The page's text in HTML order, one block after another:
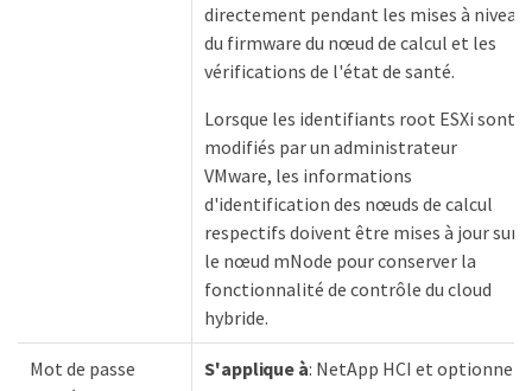
directement pendant les mises à niveau
du firmware du nœud de calcul et les
vérifications de l'état de santé.
Lorsque les identifiants root ESXi sont
modifiés par un administrateur
VMware, les informations
d'identification des nœuds de calcul
respectifs doivent être mises à jour sur
le nœud mNode pour conserver la
fonctionnalité de contrôle du cloud
hybride.
Mot de passe
S'applique à: NetApp HCI et optionnel